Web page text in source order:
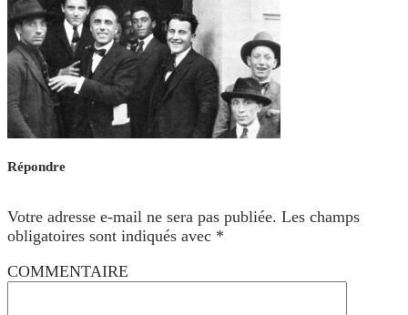
Répondre
Votre adresse e-mail ne sera pas publiée. Les champs
obligatoires sont indiqués avec *
COMMENTAIRE